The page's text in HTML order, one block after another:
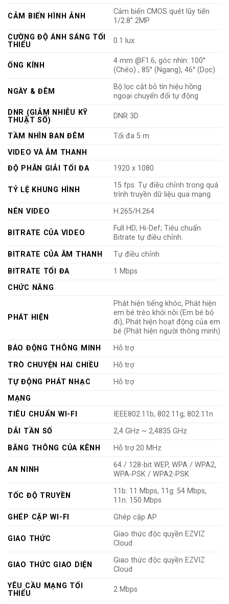
CẢM BIẾN HÌNH ẢNH
Cảm biến CMOS quét lũy tiến
1/2.8” 2MP
CƯỜNG ĐỘ ÁNH SÁNG TỐI
THIỂU
0.1 lux
ỐNG KÍNH
4 mm @F1.6, góc nhìn: 100°
(Chéo) , 85° (Ngang), 46° (Dọc)
NGÀY & ĐÊM
Bộ lọc cắt bỏ tín hiệu hồng
ngoại chuyển đổi tự động
DNR (GIẢM NHIỄU KỸ
THUẬT SỐ)
DNR 3D
TẦM NHÌN BAN ĐÊM
Tối đa 5 m
VIDEO VÀ ÂM THANH
ĐỘ PHÂN GIẢI TỐI ĐA
1920 x 1080
TỶ LỆ KHUNG HÌNH
15 fps. Tự điều chỉnh trong quá
trình truyền dữ liệu qua mạng
NÉN VIDEO
H.265/H.264
BITRATE CỦA VIDEO
Full HD; Hi-Def; Tiêu chuẩn.
Bitrate tự điều chỉnh.
BITRATE CỦA ÂM THANH
Tự điều chỉnh
BITRATE TỐI ĐA
1 Mbps
CHỨC NĂNG
PHÁT HIỆN
Phát hiện tiếng khóc, Phát hiện
em bé trèo khỏi nôi (Em bé bỏ
đi), Phát hiện hoạt động của em
bé (Phát hiện người thông minh)
BÁO ĐỘNG THÔNG MINH
Hỗ trợ
TRÒ CHUYỆN HAI CHIỀU
Hỗ trợ
TỰ ĐỘNG PHÁT NHẠC
Hỗ trợ
MẠNG
TIÊU CHUẨN WI-FI
IEEE802.11b, 802.11g, 802.11n
DẢI TẦN SỐ
2,4 GHz ~ 2,4835 GHz
BĂNG THÔNG CỦA KÊNH
Hỗ trợ 20 MHz
AN NINH
64 / 128-bit WEP, WPA / WPA2,
WPA-PSK / WPA2-PSK
TỐC ĐỘ TRUYỀN
11b: 11 Mbps, 11g: 54 Mbps,
11n: 150 Mbps
GHÉP CẶP WI-FI
Ghép cặp AP
GIAO THỨC
Giao thức độc quyền EZVIZ
Cloud
GIAO THỨC GIAO DIỆN
Giao thức độc quyền EZVIZ
Cloud
YÊU CẦU MẠNG TỐI
THIỂU
2 Mbps